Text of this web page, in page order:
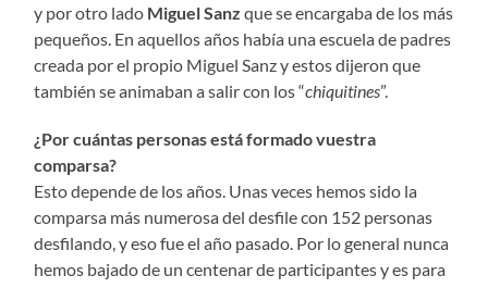
y por otro lado Miguel Sanz que se encargaba de los más
pequeños. En aquellos años había una escuela de padres
creada por el propio Miguel Sanz y estos dijeron que
también se animaban a salir con los “chiquitines”.
¿Por cuántas personas está formado vuestra
comparsa?
Esto depende de los años. Unas veces hemos sido la
comparsa más numerosa del desfile con 152 personas
desfilando, y eso fue el año pasado. Por lo general nunca
hemos bajado de un centenar de participantes y es para